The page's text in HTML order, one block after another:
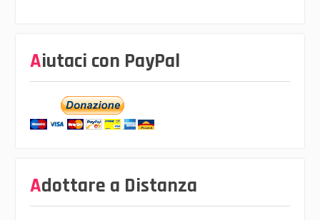
Aiutaci con PayPal
Adottare a Distanza